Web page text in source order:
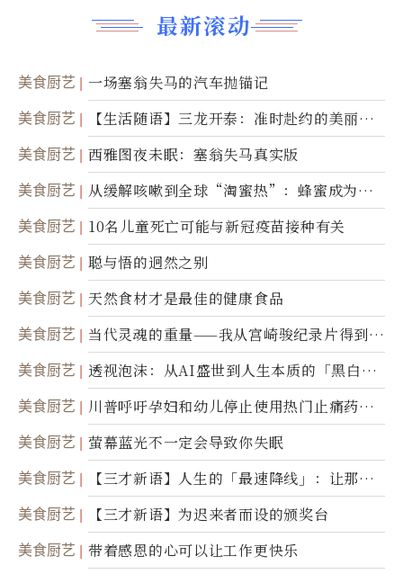
最新滚动
美食厨艺 一场塞翁失马的汽车抛锚记
美食厨艺
【生活随语】三龙开泰：准时赴约的美丽震
撼
美食厨艺 西雅图夜未眠：塞翁失马真实版
美食厨艺
从缓解咳嗽到全球“淘蜜热”：蜂蜜成为健
康产业前沿商品
美食厨艺 10名儿童死亡可能与新冠疫苗接种有关
美食厨艺 聪与悟的迥然之别
美食厨艺 天然食材才是最佳的健康食品
美食厨艺
当代灵魂的重量——我从宫崎骏纪录片得到的
省思
美食厨艺
透视泡沫：从AI盛世到人生本质的「黑白一
瞬」
美食厨艺
川普呼吁孕妇和幼儿停止使用热门止痛药泰
诺
美食厨艺 萤幕蓝光不一定会导致你失眠
美食厨艺
【三才新语】人生的「最速降线」：让那道
光，带你滑向自己
美食厨艺 【三才新语】为迟来者而设的颁奖台
美食厨艺 带着感恩的心可以让工作更快乐